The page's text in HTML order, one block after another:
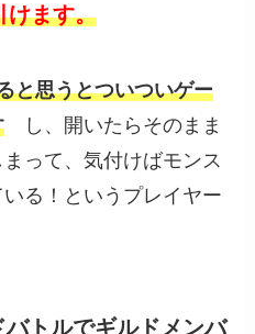
けます。
と思うとついついゲー
し、開いたらそのまま
って、気付けばモンス
る！というプレイヤー
トルでギルドメンバ